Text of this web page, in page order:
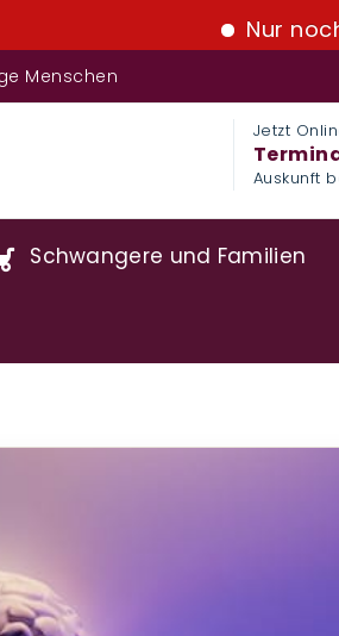
Nur noch
Menschen
Jetzt
Auskunft
Schwangere und Familien